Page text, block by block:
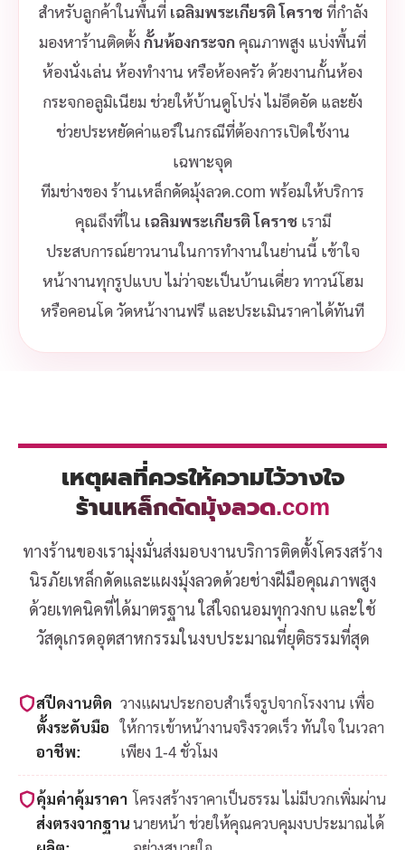
สำหรับลูกค้าในพื้นที่ เฉลิมพระเกียรติ โคราชที่กำลัง
มองหาร้านติดตั้งกั้นห้องกระจกคุณภาพสูง แบ่งพื้นที่
ห้องนั่งเล่น ห้องทำงาน หรือห้องครัว ด้วยงานกั้นห้อง
กระจกอลูมิเนียม ช่วยให้บ้านดูโปร่ง ไม่อึดอัด และยัง
ช่วยประหยัดค่าแอร์ในกรณีที่ต้องการเปิดใช้งาน
เฉพาะจุด
ทีมช่างของ ร้านเหล็กดัดมุ้งลวด.com พร้อมให้บริการ
คุณถึงที่ใน เฉลิมพระเกียรติ โคราชเรามี
ประสบการณ์ยาวนานในการทำงานในย่านนี้ เข้าใจ
หน้างานทุกรูปแบบ ไม่ว่าจะเป็นบ้านเดี่ยว ทาวน์โฮม
หรือคอนโด วัดหน้างานฟรี และประเมินราคาได้ทันที
เหตุผลที่ควรให้ความไว้วางใจ
ร้านเหล็กดัดมุ้งลวด.com
ทางร้านของเรามุ่งมั่นส่งมอบงานบริการติดตั้งโครงสร้าง
นิรภัยเหล็กดัดและแผงมุ้งลวดด้วยช่างฝีมือคุณภาพสูง
ด้วยเทคนิคที่ได้มาตรฐาน ใส่ใจถนอมทุกวงกบ และใช้
วัสดุเกรดอุตสาหกรรมในงบประมาณที่ยุติธรรมที่สุด
สปีดงานติด
ตั้งระดับมือ
อาชีพ:
วางแผนประกอบสำเร็จรูปจากโรงงาน เพื่อ
ให้การเข้าหน้างานจริงรวดเร็ว ทันใจ ในเวลา
เพียง 1-4 ชั่วโมง
คุ้มค่าคุ้มราคา
ส่งตรงจากฐาน
โครงสร้างราคาเป็นธรรม ไม่มีบวกเพิ่มผ่าน
นายหน้า ช่วยให้คุณควบคุมงบประมาณได้